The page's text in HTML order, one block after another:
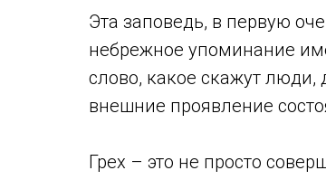
Эта заповедь, в первую
небрежное упоминание
слово, какое скажут люди,
внешние проявление
Грех – это не просто